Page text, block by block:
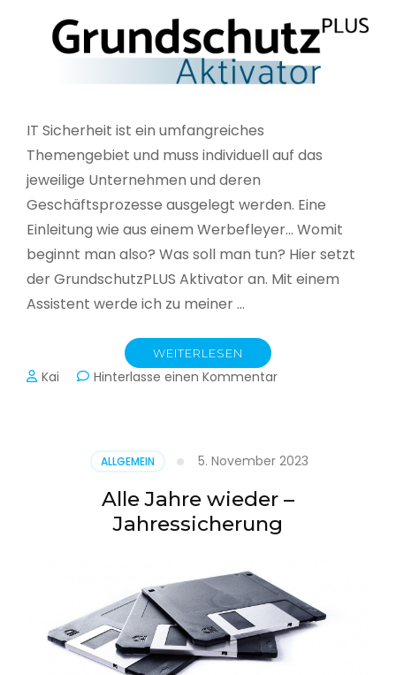
IT Sicherheit ist ein umfangreiches
Themengebiet und muss individuell auf das
jeweilige Unternehmen und deren
Geschäftsprozesse ausgelegt werden. Eine
Einleitung wie aus einem Werbefleyer… Womit
beginnt man also? Was soll man tun? Hier setzt
der GrundschutzPLUS Aktivator an. Mit einem
Assistent werde ich zu meiner …
WEITERLESEN
Kai Hinterlasse einen Kommentarzu
ALLGEMEIN 5. November 2023
Alle Jahre wieder –
Jahressicherung